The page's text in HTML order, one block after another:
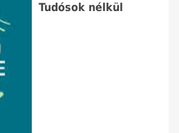
Tudósok nélkül